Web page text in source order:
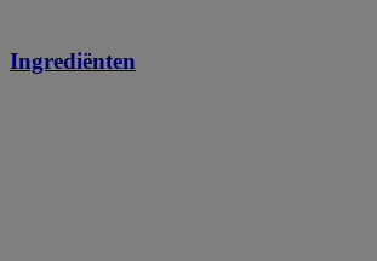
Ingrediënten